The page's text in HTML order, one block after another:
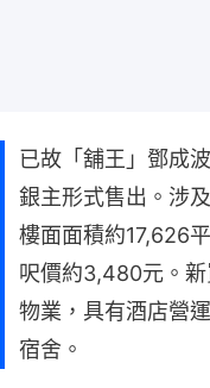
已故「舖王」鄧成
銀主形式售出。涉
樓面面積約17,626
呎價約3,480元。
物業，具有酒店營
宿舍。